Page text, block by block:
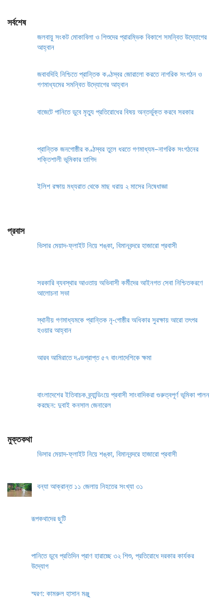
সর্বশেষ
জলবায়ু সংকট মোকাবিলা ও শিশুদের প্রারম্ভিক বিকাশে সমন্বিত উদ্যোগের
আহ্বান
জবাবদিহি নিশ্চিতে প্রান্তিক কণ্ঠস্বর জোরালো করতে নাগরিক সংগঠন ও
গণমাধ্যমের সমন্বিত উদ্যোগের আহ্বান
বাজেটে পানিতে ডুবে মৃত্যু প্রতিরোধের বিষয় অন্তর্ভুক্ত করবে সরকার
প্রান্তিক জনগোষ্ঠীর কণ্ঠস্বর তুলে ধরতে গণমাধ্যম–নাগরিক সংগঠনের
শক্তিশালী ভূমিকার তাগিদ
ইলিশ রক্ষায় মধ্যরাত থেকে মাছ ধরায় ২ মাসের নিষেধাজ্ঞা
প্রবাস
ভিসার মেয়াদ-ফ্লাইট নিয়ে শঙ্কা, বিমানবন্দরে হাজারো প্রবাসী
সরকারি ব্যবস্থার আওতায় অভিবাসী কর্মীদের আইনগত সেবা নিশ্চিতকরণে
আলোচনা সভা
স্থানীয় গণমাধ্যমকে প্রান্তিক নৃ-গোষ্ঠীর অধিকার সুরক্ষায় আরো তৎপর
হওয়ার আহ্বান
আরব আমিরাতে দণ্ডপ্রাপ্ত ৫৭ বাংলাদেশিকে ক্ষমা
বাংলাদেশের ইতিবাচক ব্র্যান্ডিংয়ে প্রবাসী সাংবাদিকরা গুরুত্বপূর্ণ ভূমিকা পালন
করছেন: দুবাই কনসাল জেনারেল
মুক্তকথা
ভিসার মেয়াদ-ফ্লাইট নিয়ে শঙ্কা, বিমানবন্দরে হাজারো প্রবাসী
বন্যা আক্রান্ত ১১ জেলায় নিহতের সংখ্যা ৩১
রূপকথাদের ছুটি
পানিতে ডুবে প্রতিদিন প্রাণ হারাচ্ছে ৩২ শিশু, প্রতিরোধে দরকার কার্যকর
উদ্যোগ
স্মরণ: কামরুল হাসান মঞ্জু